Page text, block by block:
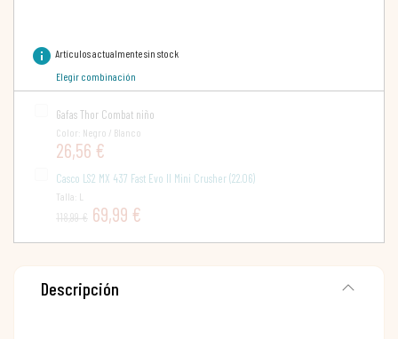
info Artículos actualmente sin stock
Elegir combinación
Gafas Thor Combat niño
Color: Negro / Blanco
26,56 €
Casco LS2 MX 437 Fast Evo II Mini Crusher (22.06)
Talla: L
118,99 € 69,99 €
Descripción